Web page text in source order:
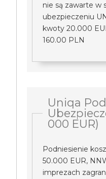
nie są zawarte w
ubezpieczeniu
kwoty 20.000
160.00 PLN
Uniqa
000 EUR)
Podniesienie
50.000 EUR,
imprezach